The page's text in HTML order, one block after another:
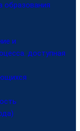
образования
и
доступная